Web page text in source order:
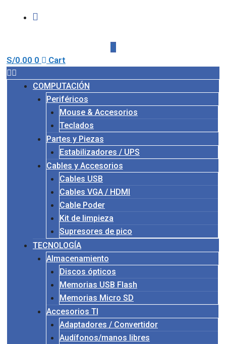
S/0.00 0 Cart
COMPUTACIÓN
Periféricos
Mouse & Accesorios
Teclados
Partes y Piezas
Estabilizadores / UPS
Cables y Accesorios
Cables USB
Cables VGA / HDMI
Cable Poder
Kit de limpieza
Supresores de pico
TECNOLOGÍA
Almacenamiento
Discos ópticos
Memorias USB Flash
Memorias Micro SD
Accesorios TI
Adaptadores / Convertidor
Audífonos/manos libres